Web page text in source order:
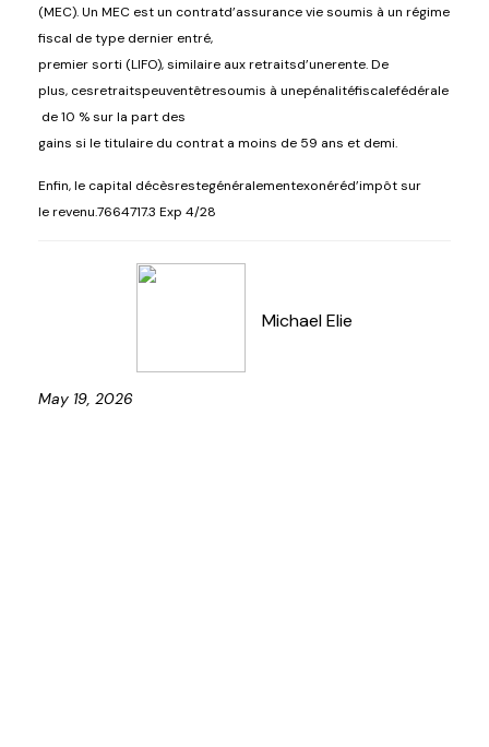
(MEC). Un MEC estun contratd’assuranceviesoumis à un régime
fiscal de type dernier entré,
premiersorti (LIFO),similaire auxretraitsd’unerente. De
plus, cesretraitspeuventêtresoumis à unepénalitéfiscalefédérale
de 10 %sur la part des
gains si letitulaire du contrat a moins de 59 ans et demi.
Enfin, le capital décèsrestegénéralementexonéréd’impôtsur
lerevenu.7664717.3 Exp 4/28
Michael Elie
May 19, 2026